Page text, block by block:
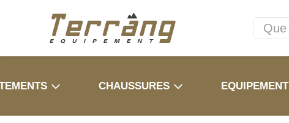
CHAUSSURES EQUIPEMENT